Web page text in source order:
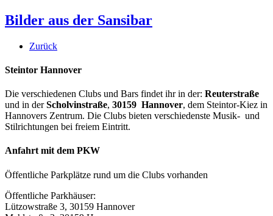
Bilder aus der Sansibar
Zurück
Steintor Hannover
Die verschiedenen Clubs und Bars findet ihr in der: Reuterstraße
und in derScholvinstraße, 30159 Hannover, dem Steintor-Kiez in
Hannovers Zentrum. Die Clubs bieten verschiedenste Musik- und
Stilrichtungen bei freiem Eintritt.
Anfahrt mit dem PKW
Öffentliche Parkplätze rund um die Clubs vorhanden
Öffentliche Parkhäuser:
Lützowstraße 3, 30159 Hannover